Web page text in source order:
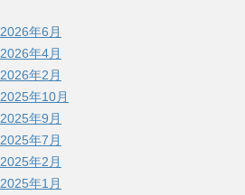
2026年6月
2026年4月
2026年2月
2025年10月
2025年9月
2025年7月
2025年2月
2025年1月